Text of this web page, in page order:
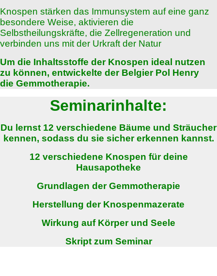
Knospen stärken das Immunsystem auf eine ganz
besondere Weise, aktivieren die
Selbstheilungskräfte, die Zellregeneration und
verbinden uns mit der Urkraft der Natur
Um die Inhaltsstoffe der Knospen ideal nutzen
zu können, entwickelte der Belgier Pol Henry
die Gemmotherapie.
Seminarinhalte:
Du lernst 12 verschiedene Bäume und Sträucher
kennen, sodass du sie sicher erkennen kannst.
12 verschiedene Knospen für deine
Hausapotheke
Grundlagen der Gemmotherapie
Herstellung der Knospenmazerate
Wirkung auf Körper und Seele
Skript zum Seminar